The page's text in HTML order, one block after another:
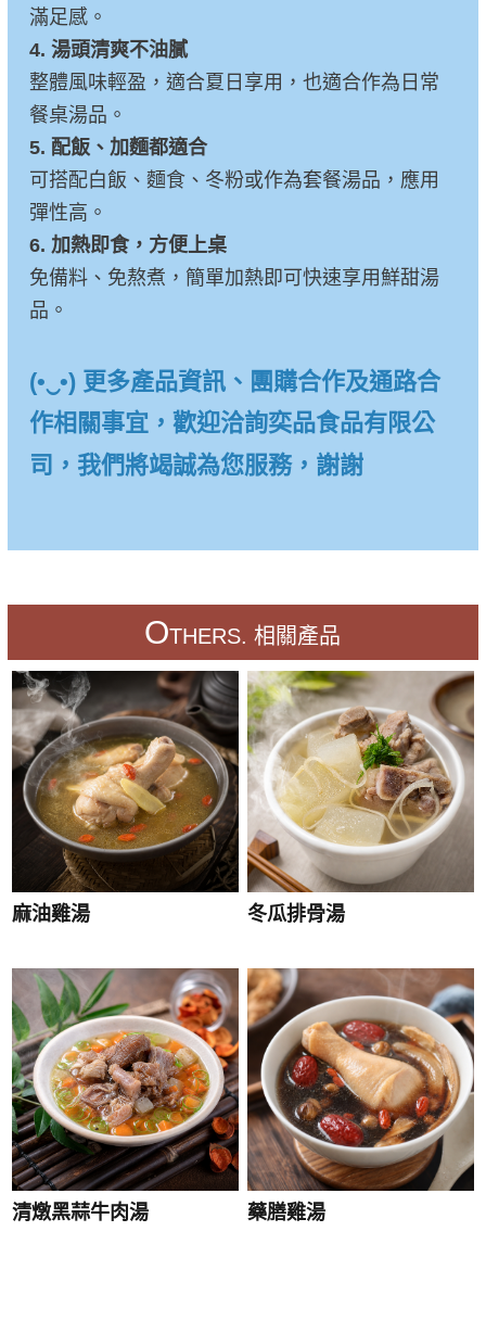
滿足感。
4. 湯頭清爽不油膩
整體風味輕盈，適合夏日享用，也適合作為日常
餐桌湯品。
5. 配飯、加麵都適合
可搭配白飯、麵食、冬粉或作為套餐湯品，應用
彈性高。
6. 加熱即食，方便上桌
免備料、免熬煮，簡單加熱即可快速享用鮮甜湯
品。
(•‿•) 更多產品資訊、團購合作及通路合
作相關事宜，歡迎洽詢奕品食品有限公
司，我們將竭誠為您服務，謝謝
OTHERS. 相關產品
麻油雞湯 冬瓜排骨湯
清燉黑蒜牛肉湯 藥膳雞湯